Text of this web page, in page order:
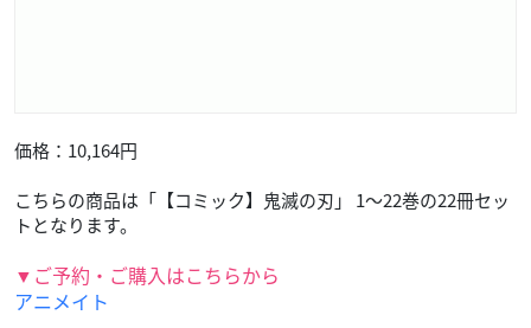
価格：10,164円
こちらの商品は「【コミック】鬼滅の刃」 1～22巻の22冊セッ
トとなります。
▼ご予約・ご購入はこちらから
アニメイト